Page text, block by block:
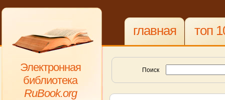
Электронная
библиотека
RuBook.org
главная топ
Поиск